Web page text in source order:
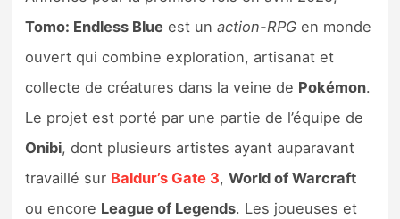
Tomo: Endless Blue est unaction-RPGen monde
ouvert qui combine exploration, artisanat et
collecte de créatures dans la veine de Pokémon.
Le projet est porté par une partie de l’équipe de
Onibi, dont plusieurs artistes ayant auparavant
travaillé sur Baldur’s Gate 3,World of Warcraft
ou encore League of Legends. Les joueuses et